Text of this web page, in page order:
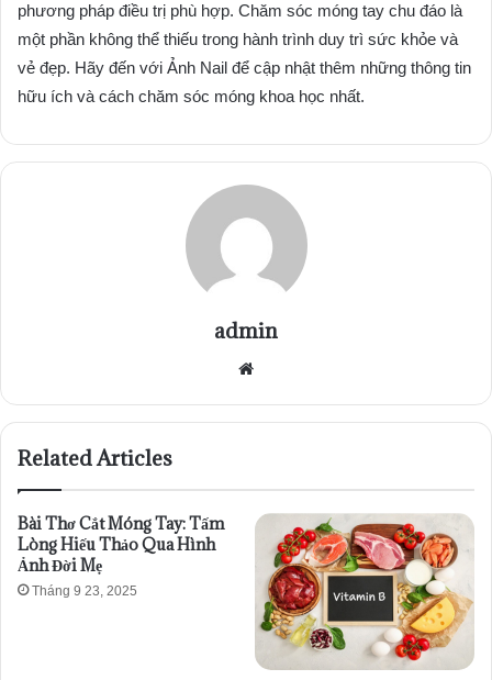
phương pháp điều trị phù hợp. Chăm sóc móng tay chu đáo là
một phần không thể thiếu trong hành trình duy trì sức khỏe và
vẻ đẹp. Hãy đến với Ảnh Nail để cập nhật thêm những thông tin
hữu ích và cách chăm sóc móng khoa học nhất.
admin
Website
Related Articles
Bài Thơ Cắt Móng Tay: Tấm
Lòng Hiếu Thảo Qua Hình
Ảnh Đời Mẹ
Tháng 9 23, 2025